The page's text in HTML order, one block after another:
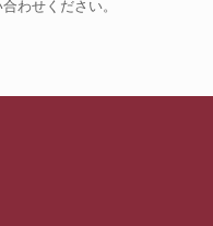
わせください。